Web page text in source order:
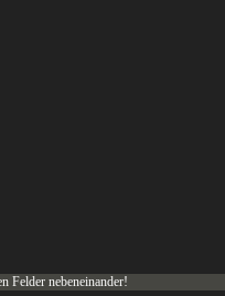
Felder nebeneinander!